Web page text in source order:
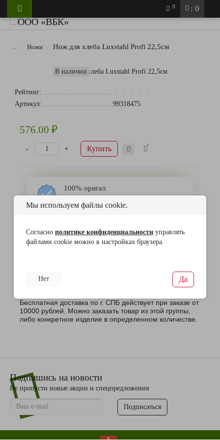
Мы используем файлы cookie.
Согласно политике конфиденциальности. управлять
файлами cookie можно в настройках браузера.
Нет Да
: 0
0
... Ножи Нож для хлеба Luxstahl Profi 22,5см
В наличии
Рейтинг:
Артикул:
99318475
576.00 ₽
+
- Купить
100% оригал
Описание Отзывы0 Доставка и оплата
Бесплатная доставка по г. СПБ действует при заказе от
10000 рублей. Можно заказать товар из этой группы,
либо конкретное изделие в определенном количестве.
Подпишись на новости
Не пропусти новые акции и спецпредложения
Подписаться